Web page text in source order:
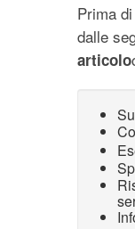
Prima
dalle
articolo